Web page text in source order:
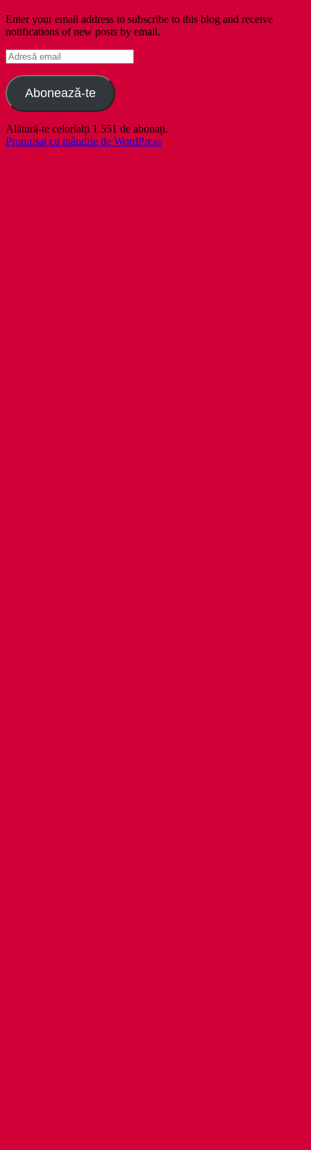
Enter your email address to subscribe to this blog and receive
notifications of new posts by email.
Adresă
email
Abonează-te
Alătură-te celorlalți 1.551 de abonați.
Propulsat cu mândrie de WordPress